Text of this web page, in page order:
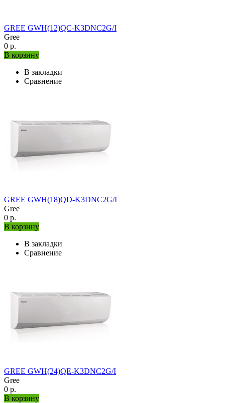
GREE GWH(12)QC-K3DNC2G/I
Gree
0 р.
В корзину
В закладки
Сравнение
GREE GWH(18)QD-K3DNC2G/I
Gree
0 р.
В корзину
В закладки
Сравнение
GREE GWH(24)QE-K3DNC2G/I
Gree
0 р.
В корзину